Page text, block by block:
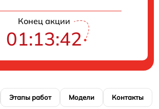
Конец акции
01:13:41
Этапы работ Модели Контакты